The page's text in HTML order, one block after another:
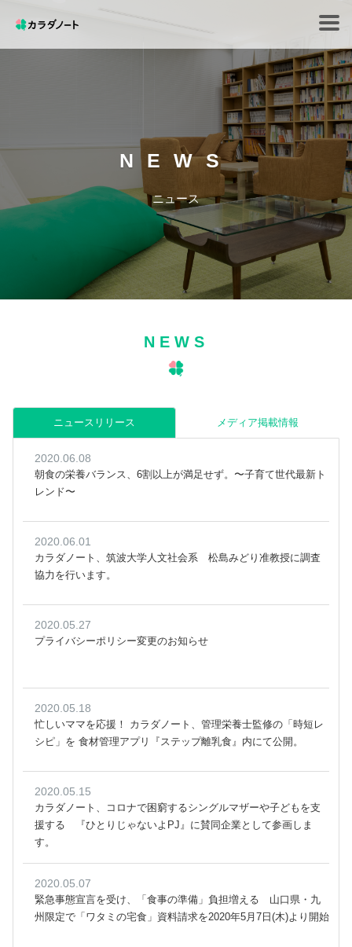
NEWS
ニュース
NEWS
ニュースリリース メディア掲載情報
2020.06.08
朝食の栄養バランス、6割以上が満足せず。〜子育て世代最新ト
レンド〜
2020.06.01
カラダノート、筑波大学人文社会系 松島みどり准教授に調査
協力を行います。
2020.05.27
プライバシーポリシー変更のお知らせ
2020.05.18
忙しいママを応援！ カラダノート、管理栄養士監修の「時短レ
シピ」を 食材管理アプリ『ステップ離乳食』内にて公開。
2020.05.15
カラダノート、コロナで困窮するシングルマザーや子どもを支
援する 『ひとりじゃないよPJ』に賛同企業として参画しま
す。
2020.05.07
緊急事態宣言を受け、「食事の準備」負担増える 山口県・九
州限定で「ワタミの宅食」資料請求を2020年5月7日(木)より開始